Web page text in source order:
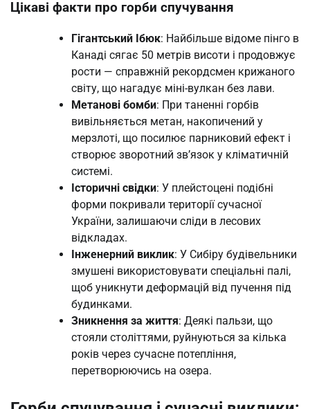
Цікаві факти про горби спучування
Гігантський Ібюк: Найбільше відоме пінго в
Канаді сягає 50 метрів висоти і продовжує
рости — справжній рекордсмен крижаного
світу, що нагадує міні-вулкан без лави.
Метанові бомби: При таненні горбів
вивільняється метан, накопичений у
мерзлоті, що посилює парниковий ефект і
створює зворотний зв’язок у кліматичній
системі.
Історичні свідки: У плейстоцені подібні
форми покривали території сучасної
України, залишаючи сліди в лесових
відкладах.
Інженерний виклик: У Сибіру будівельники
змушені використовувати спеціальні палі,
щоб уникнути деформацій від пучення під
будинками.
Зникнення за життя: Деякі пальзи, що
стояли століттями, руйнуються за кілька
років через сучасне потепління,
перетворюючись на озера.